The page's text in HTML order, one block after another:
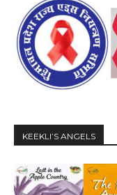
KEEKLI’S ANGELS